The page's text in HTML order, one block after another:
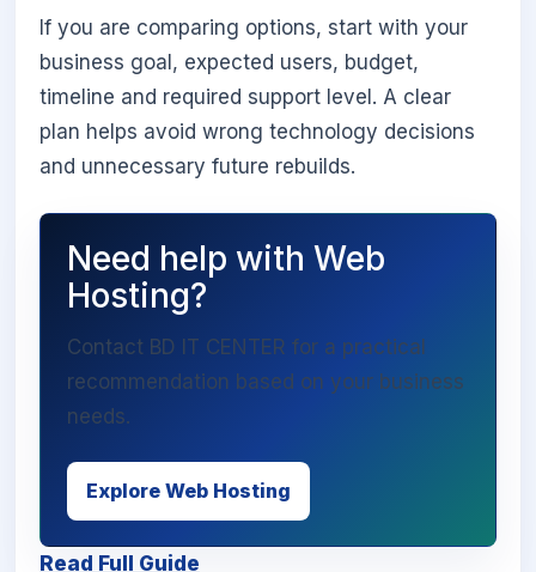
If you are comparing options, start with your
business goal, expected users, budget,
timeline and required support level. A clear
plan helps avoid wrong technology decisions
and unnecessary future rebuilds.
Need help with Web
Hosting?
Contact BD IT CENTER for a practical
recommendation based on your business
needs.
Explore Web Hosting
Read Full Guide